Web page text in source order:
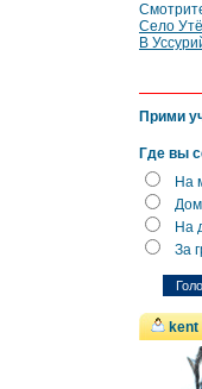
Село
В
Прими
Где вы
На
На
За
kent